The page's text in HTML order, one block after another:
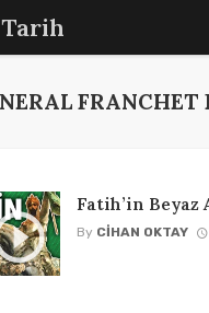
FRANCHET
Fatih’in Beyaz
By CIHAN OKTAY